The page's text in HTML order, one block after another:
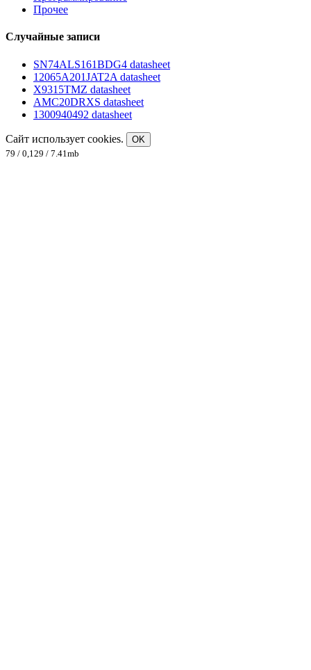
Прочее
Случайные записи
SN74ALS161BDG4 datasheet
12065A201JAT2A datasheet
X9315TMZ datasheet
AMC20DRXS datasheet
1300940492 datasheet
Сайт использует cookies.
OK
79 / 0,129 / 7.41mb